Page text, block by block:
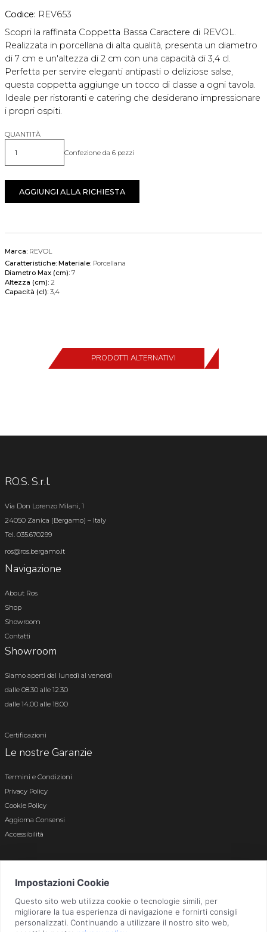
Codice: REV653
Scopri la raffinata Coppetta Bassa Caractere di REVOL.
Realizzata in porcellana di alta qualità, presenta un diametro
di 7 cm e un'altezza di 2 cm con una capacità di 3,4 cl.
Perfetta per servire eleganti antipasti o deliziose salse,
questa coppetta aggiunge un tocco di classe a ogni tavola.
Ideale per ristoranti e catering che desiderano impressionare
i propri ospiti.
QUANTITÀ
Quantità Confezione da 6 pezzi
AGGIUNGI ALLA RICHIESTA
Marca: REVOL
Caratteristiche: Materiale: Porcellana
Diametro Max (cm): 7
Altezza (cm): 2
Capacità (cl): 3,4
PRODOTTI ALTERNATIVI
RO.S. S.r.l.
Via Don Lorenzo Milani, 1
24050 Zanica (Bergamo) – Italy
Tel. 035.670299
ros@ros.bergamo.it
Navigazione
About Ros
Shop
Showroom
Contatti
Showroom
Siamo aperti dal lunedì al venerdì
dalle 08.30 alle 12.30
dalle 14.00 alle 18.00
Certificazioni
Le nostre Garanzie
Termini e Condizioni
Privacy Policy
Cookie Policy
Aggiorna Consensi
Accessibilità
Bergamo n. 01496180165 · Capitale Sociale i.v. € 800.000,00